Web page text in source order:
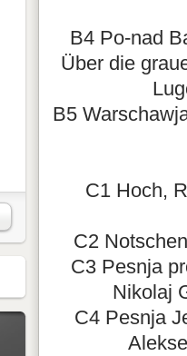
B4 Po-nad
Über die
B5
C1 Hoch,
C2
C3 Pesnja
Nikolaj
C4 Pesnja